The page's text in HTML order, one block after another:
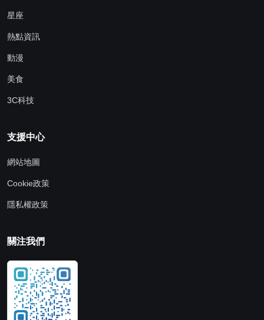
星座
熱點資訊
動漫
美食
3C科技
支援中心
網站地圖
Cookie政策
隱私權政策
關注我們